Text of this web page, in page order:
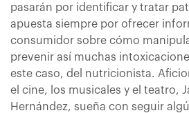
pasarán por identificar y tratar
apuesta siempre por ofrecer
consumidor sobre cómo
prevenir así muchas
este caso, del nutricionista.
el cine, los musicales y el teatro,
Hernández, sueña con seguir